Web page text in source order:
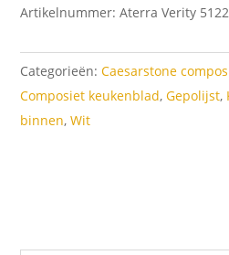
Artikelnummer: Aterra Verity 5122
Categorieën: Caesarstone
Composiet keukenblad,Gepolijst,
binnen,Wit